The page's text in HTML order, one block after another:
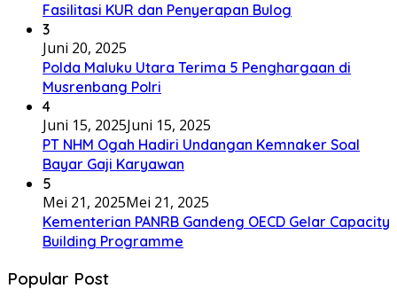
Fasilitasi KUR dan Penyerapan Bulog
3
Juni 20, 2025
Polda Maluku Utara Terima 5 Penghargaan di
Musrenbang Polri
4
Juni 15, 2025Juni 15, 2025
PT NHM Ogah Hadiri Undangan Kemnaker Soal
Bayar Gaji Karyawan
5
Mei 21, 2025Mei 21, 2025
Kementerian PANRB Gandeng OECD Gelar Capacity
Building Programme
Popular Post